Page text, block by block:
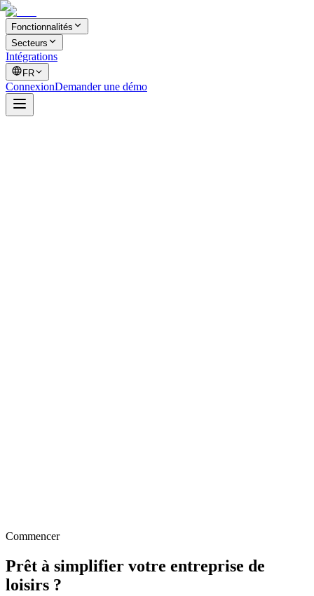
Fonctionnalités
Secteurs
Intégrations
FR
ConnexionDemander une démo
Commencer
Prêt à simplifier votre entreprise de
loisirs ?